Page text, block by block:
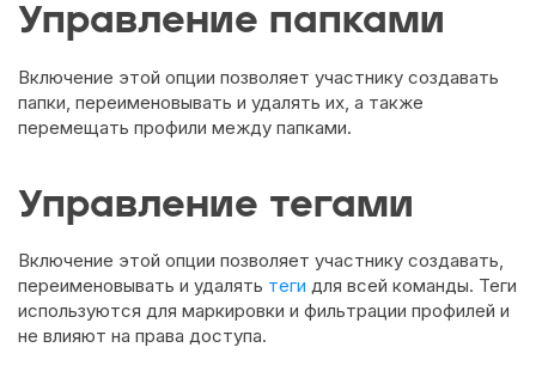
Управление папками
Включение этой опции позволяет участнику создавать
папки, переименовывать и удалять их, а также
перемещать профили между папками.
Управление тегами
Включение этой опции позволяет участнику создавать,
переименовывать и удалять теги для всей команды. Теги
используются для маркировки и фильтрации профилей и
не влияют на права доступа.